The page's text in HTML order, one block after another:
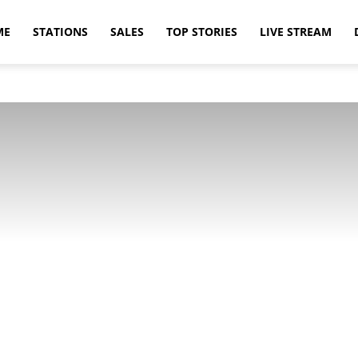
STATIONS SALES TOP STORIES LIVE STREAM